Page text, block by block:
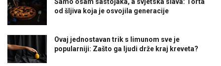
od šljiva koja je osvojila generacije
Ovaj jednostavan trik s limunom sve je
popularniji: Zašto ga ljudi drže kraj kreveta?